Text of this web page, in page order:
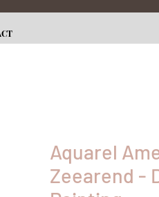
Aquarel
Zeearend -